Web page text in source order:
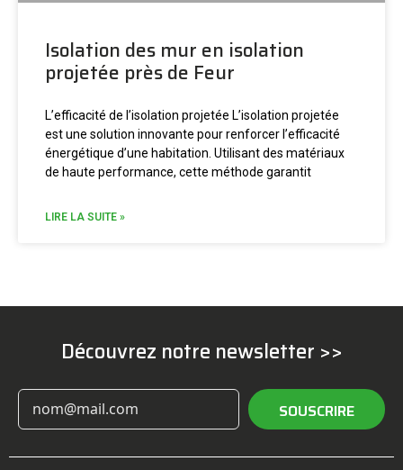
Isolation des mur en isolation
projetée près de Feur
L’efficacité de l’isolation projetée L’isolation projetée
est une solution innovante pour renforcer l’efficacité
énergétique d’une habitation. Utilisant des matériaux
de haute performance, cette méthode garantit
LIRE LA SUITE »
Découvrez notre newsletter >>
SOUSCRIRE